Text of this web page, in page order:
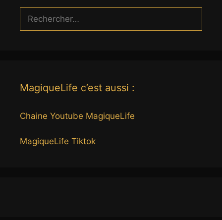
Rechercher :
MagiqueLife c’est aussi :
Chaine Youtube MagiqueLife
MagiqueLife Tiktok